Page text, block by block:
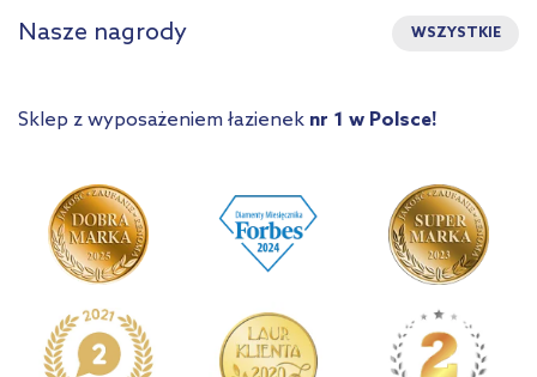
Nasze nagrody WSZYSTKIE
Sklep z wyposażeniem łazienek nr 1 w Polsce!